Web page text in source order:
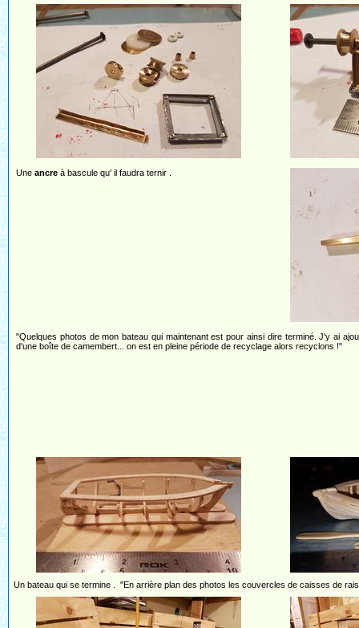
Une ancre à bascule qu' il faudra ternir .
"Quelques photos de mon bateau qui maintenant est pour ainsi dire terminé. J'y ai
d'une boîte de camembert... on est en pleine période de recyclage alors recyclons !"
Un bateau qui se termine . "En arrière plan des photos les couvercles de caisses de